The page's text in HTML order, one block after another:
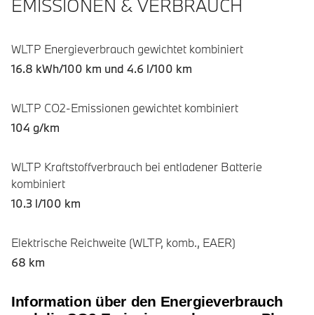
EMISSIONEN & VERBRAUCH
WLTP Energieverbrauch gewichtet kombiniert
16.8 kWh/100 km und 4.6 l/100 km
WLTP CO2-Emissionen gewichtet kombiniert
104 g/km
WLTP Kraftstoffverbrauch bei entladener Batterie
kombiniert
10.3 l/100 km
Elektrische Reichweite (WLTP, komb., EAER)
68 km